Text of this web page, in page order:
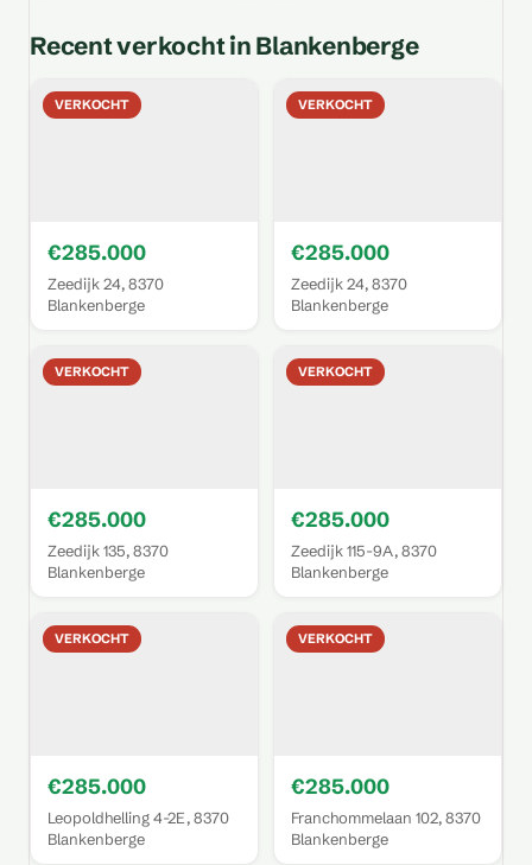
Recent verkocht in Blankenberge
VERKOCHT
€285.000
Zeedijk 24, 8370
Blankenberge
VERKOCHT
€285.000
Zeedijk 24, 8370
Blankenberge
VERKOCHT
€285.000
Zeedijk 135, 8370
Blankenberge
VERKOCHT
€285.000
Zeedijk 115-9A, 8370
Blankenberge
VERKOCHT
€285.000
Leopoldhelling 4-2E, 8370
Blankenberge
VERKOCHT
€285.000
Franchommelaan 102, 8370
Blankenberge